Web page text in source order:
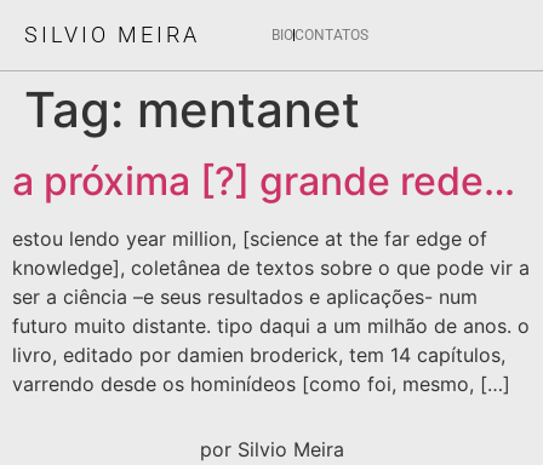
SILVIO MEIRA BIOCONTATOS
Tag: mentanet
a próxima [?] grande rede…
estou lendo year million, [science at the far edge of
knowledge], coletânea de textos sobre o que pode vir a
ser a ciência –e seus resultados e aplicações- num
futuro muito distante. tipo daqui a um milhão de anos. o
livro, editado por damien broderick, tem 14 capítulos,
varrendo desde os hominídeos [como foi, mesmo, […]
por Silvio Meira